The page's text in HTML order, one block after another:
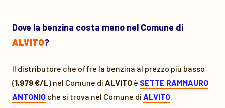
Dove la benzina costa meno nel Comune di
ALVITO?
Il distributore che offre la benzina al prezzo più basso
(1,979 €/L) nel Comune di ALVITO è SETTE RAMMAURO
ANTONIO che si trova nel Comune di ALVITO.